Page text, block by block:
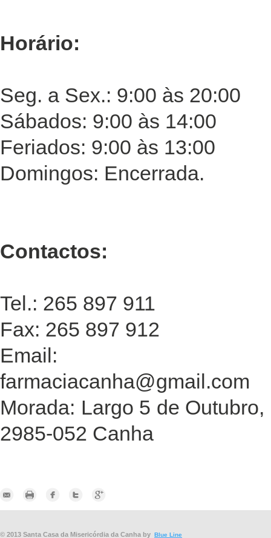
Horário:
Seg. a Sex.: 9:00 às 20:00
Sábados: 9:00 às 14:00
Feriados: 9:00 às 13:00
Domingos: Encerrada.
Contactos:
Tel.: 265 897 911‎
Fax: 265 897 912
Email:
farmaciacanha@gmail.com
Morada: Largo 5 de Outubro,
2985-052 Canha
© 2013 Santa Casa da Misericórdia da Canha by Blue Line